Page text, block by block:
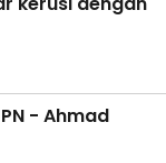
- Ahmad